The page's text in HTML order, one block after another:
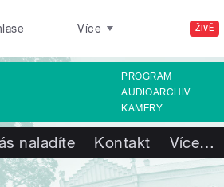
ŽIVĚ
Více
PROGRAM
AUDIOARCHIV
KAMERY
naladíte Kontakt Více…